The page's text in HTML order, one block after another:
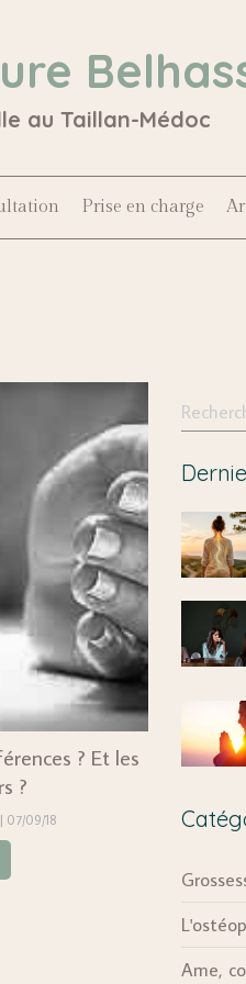
au Taillan-Médoc
Prise en charge
? Et les
?
07/09/18
Ame,